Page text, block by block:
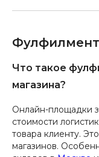
Что такое
магазина?
Онлайн-площадки
стоимости
товара клиенту.
магазинов.